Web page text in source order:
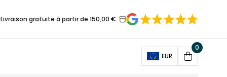
Livraison gratuite à partir de 150,00 €
EUR
Open
Cart
0